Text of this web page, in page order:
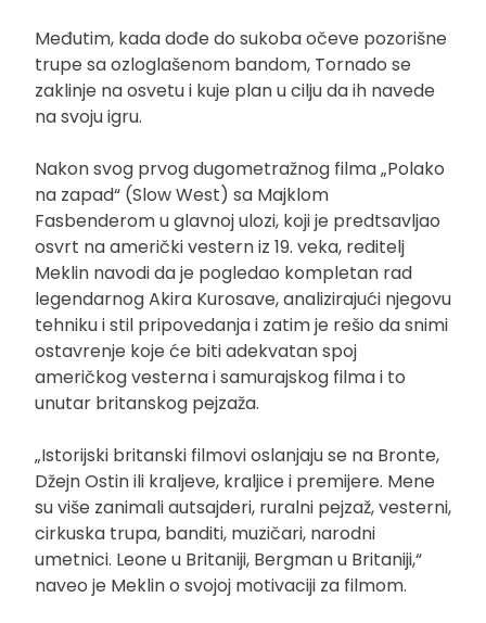
Međutim, kada dođe do sukoba očeve pozorišne
trupe sa ozloglašenom bandom, Tornado se
zaklinje na osvetu i kuje plan u cilju da ih navede
na svoju igru.
Nakon svog prvog dugometražnog filma „Polako
na zapad“ (Slow West) sa Majklom
Fasbenderom u glavnoj ulozi, koji je predtsavljao
osvrt na američki vestern iz 19. veka, reditelj
Meklin navodi da je pogledao kompletan rad
legendarnog Akira Kurosave, analizirajući njegovu
tehniku i stil pripovedanja i zatim je rešio da snimi
ostavrenje koje će biti adekvatan spoj
američkog vesterna i samurajskog filma i to
unutar britanskog pejzaža.
„Istorijski britanski filmovi oslanjaju se na Bronte,
Džejn Ostin ili kraljeve, kraljice i premijere. Mene
su više zanimali autsajderi, ruralni pejzaž, vesterni,
cirkuska trupa, banditi, muzičari, narodni
umetnici. Leone u Britaniji, Bergman u Britaniji,“
naveo je Meklin o svojoj motivaciji za filmom.